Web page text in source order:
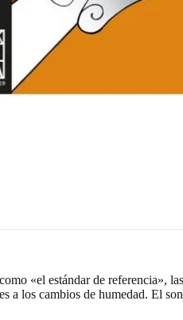
«el estándar de referencia»,
a los cambios de humedad. El